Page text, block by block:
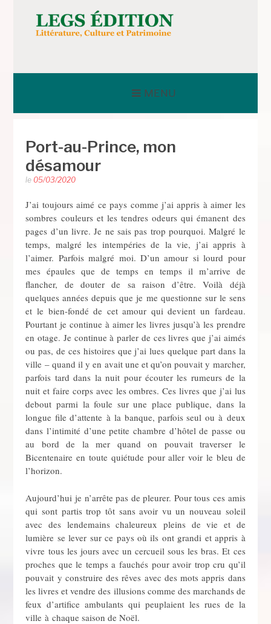
contenuLEGS ÉDITION
MENU
Port-au-Prince, mon
désamour
le 05/03/2020
J’ai toujours aimé ce pays comme j’ai appris à aimer les
sombres couleurs et les tendres odeurs qui émanent des
pages d’un livre. Je ne sais pas trop pourquoi. Malgré le
temps, malgré les intempéries de la vie, j’ai appris à
l’aimer. Parfois malgré moi. D’un amour si lourd pour
mes épaules que de temps en temps il m’arrive de
flancher, de douter de sa raison d’être. Voilà déjà
quelques années depuis que je me questionne sur le sens
et le bien-fondé de cet amour qui devient un fardeau.
Pourtant je continue à aimer les livres jusqu’à les prendre
en otage. Je continue à parler de ces livres que j’ai aimés
ou pas, de ces histoires que j’ai lues quelque part dans la
ville – quand il y en avait une et qu’on pouvait y marcher,
parfois tard dans la nuit pour écouter les rumeurs de la
nuit et faire corps avec les ombres. Ces livres que j’ai lus
debout parmi la foule sur une place publique, dans la
longue file d’attente à la banque, parfois seul ou à deux
dans l’intimité d’une petite chambre d’hôtel de passe ou
au bord de la mer quand on pouvait traverser le
Bicentenaire en toute quiétude pour aller voir le bleu de
l’horizon.
Aujourd’hui je n’arrête pas de pleurer. Pour tous ces amis
qui sont partis trop tôt sans avoir vu un nouveau soleil
avec des lendemains chaleureux pleins de vie et de
lumière se lever sur ce pays où ils ont grandi et appris à
vivre tous les jours avec un cercueil sous les bras. Et ces
proches que le temps a fauchés pour avoir trop cru qu’il
pouvait y construire des rêves avec des mots appris dans
les livres et vendre des illusions comme des marchands de
feux d’artifice ambulants qui peuplaient les rues de la
ville à chaque saison de Noël.